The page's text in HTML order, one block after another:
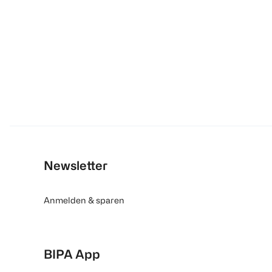
Newsletter
Anmelden & sparen
BIPA App